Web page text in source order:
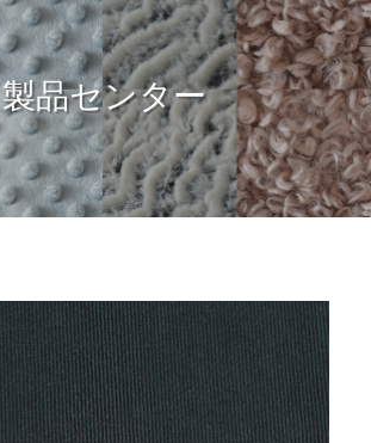
製品センター